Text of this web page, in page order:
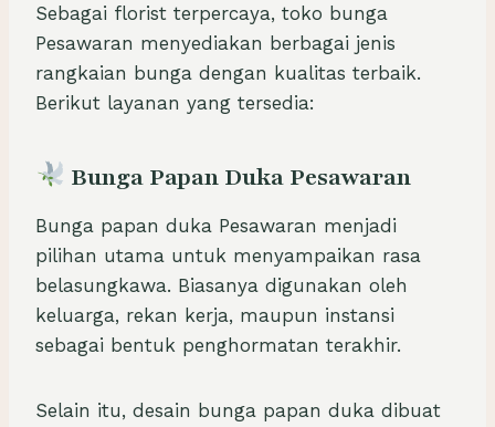
Sebagai florist terpercaya, toko bunga
Pesawaran menyediakan berbagai jenis
rangkaian bunga dengan kualitas terbaik.
Berikut layanan yang tersedia:
Bunga Papan Duka Pesawaran
Bunga papan duka Pesawaran menjadi
pilihan utama untuk menyampaikan rasa
belasungkawa. Biasanya digunakan oleh
keluarga, rekan kerja, maupun instansi
sebagai bentuk penghormatan terakhir.
Selain itu, desain bunga papan duka dibuat